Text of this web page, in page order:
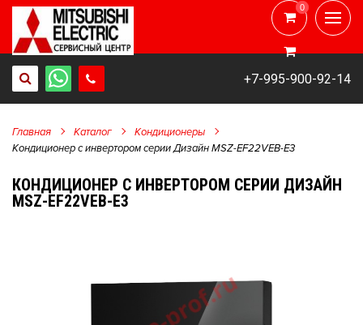
+7-995-900-92-14
0
0
Главная Каталог
Кондиционеры
Кондиционер с инвертором серии Дизайн MSZ-EF22VEB-E3
КОНДИЦИОНЕР С ИНВЕРТОРОМ СЕРИИ ДИЗАЙН
MSZ-EF22VEB-E3